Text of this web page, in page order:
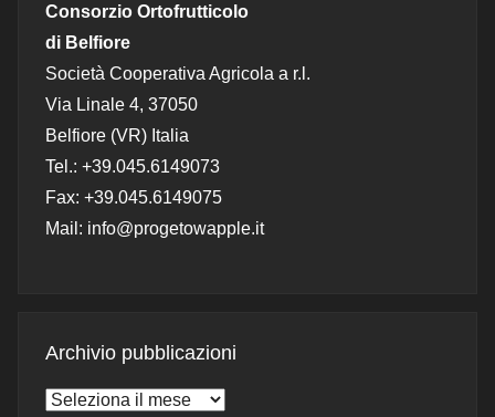
Consorzio Ortofrutticolo
di Belfiore
Società Cooperativa Agricola a r.l.
Via Linale 4, 37050
Belfiore (VR) Italia
Tel.: +39.045.6149073
Fax: +39.045.6149075
Mail: info@progetowapple.it
Archivio pubblicazioni
Archivio